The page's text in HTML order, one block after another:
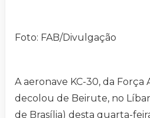
Foto: FAB/Divulgação
A aeronave KC-30, da Força
decolou de Beirute, no
de Brasília) desta quarta-